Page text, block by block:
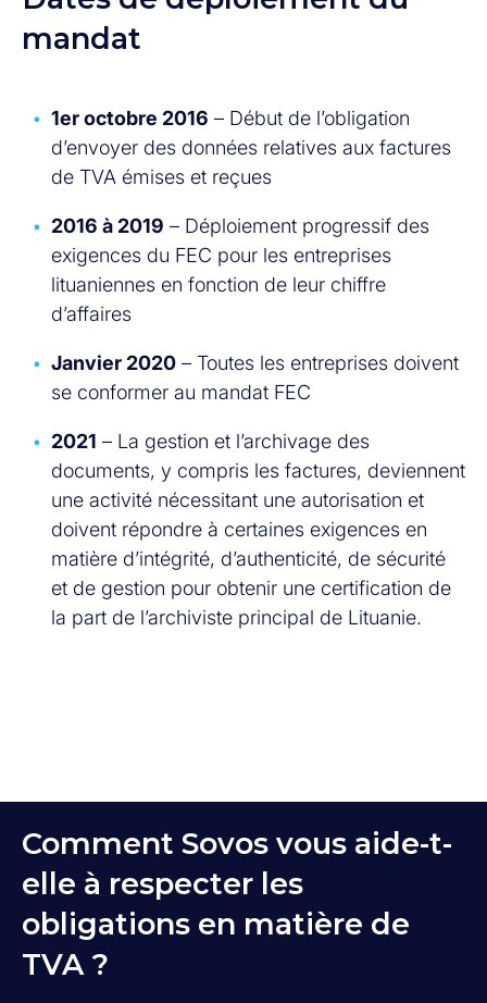
mandat
1er octobre 2016 – Début de l’obligation
d’envoyer des données relatives aux factures
de TVA émises et reçues
2016 à 2019 – Déploiement progressif des
exigences du FEC pour les entreprises
lituaniennes en fonction de leur chiffre
d’affaires
Janvier 2020 – Toutes les entreprises doivent
se conformer au mandat FEC
2021 – La gestion et l’archivage des
documents, y compris les factures, deviennent
une activité nécessitant une autorisation et
doivent répondre à certaines exigences en
matière d’intégrité, d’authenticité, de sécurité
et de gestion pour obtenir une certification de
la part de l’archiviste principal de Lituanie.
Comment Sovos vous aide-t-
elle à respecter les
obligations en matière de
TVA ?